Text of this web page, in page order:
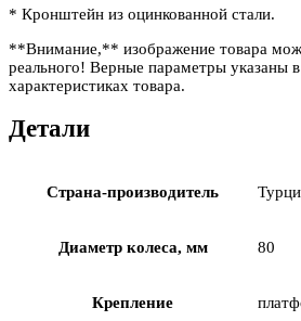
* Кронштейн из оцинкованной стали.
**Внимание,** изображение товара
реального! Верные параметры указаны
характеристиках товара.
Детали
Страна-производитель
Диаметр колеса, мм 80
Крепление